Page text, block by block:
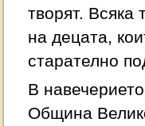
творят. Всяка
на децата,
старателно
В
Община